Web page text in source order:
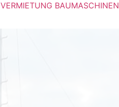
VERMIETUNG BAUMASCHINEN